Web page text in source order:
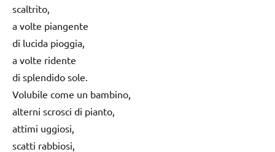
scaltrito,
a volte piangente
di lucida pioggia,
a volte ridente
di splendido sole.
Volubile come un bambino,
alterni scrosci di pianto,
attimi uggiosi,
scatti rabbiosi,